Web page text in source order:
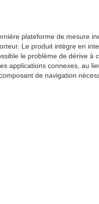
plateforme de mesure
Le produit intègre en
le problème de dérive à
applications connexes, au
de navigation